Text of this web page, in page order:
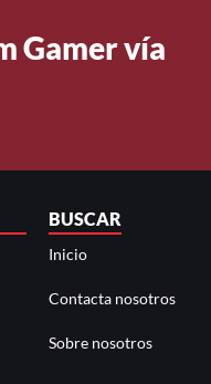
Gamer vía
BUSCAR
Inicio
Contacta nosotros
Sobre nosotros